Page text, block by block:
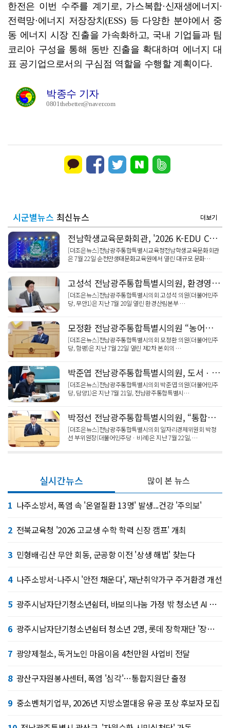
한전은 이번 수주를 계기로, 가스복합·신재생에너지·
전력망·에너지 저장장치(ESS) 등 다양한 분야에서 중
동 에너지 시장 진출을 가속화하고, 국내 기업들과 팀
코리아 구성을 통해 동반 진출을 확대하며 에너지 대
표 공기업으로서의 구심점 역할을 수행할 계획이다.
박종수 기자
0801thebetter@naver.com
시군별뉴스 최신뉴스 더보기
전남학생교육문화회관, '2026 K-EDU Culture WAVE' 성황리에 마쳐
[더조은뉴스]전남광주통합특별시교육청전남학생교육문화회관
은 7월 22일 순천만생태문화교육원에서 열린 대규모 문화…
고성석 전남광주통합특별시의원, 환경영향평가 권한 이양에 따른 대응 체계 점검
[더조은뉴스]전남광주통합특별시의회 고성석 의원(더불어민주
당, 무안1)은 지난 7월 20일 열린 환경산림본부 …
모정환 전남광주통합특별시의원 “농어촌 기본소득 전면 시행으로 도농 상생 미래 열어야”
[더조은뉴스]전남광주통합특별시의회 모정환 의원(더불어민주
당, 함평)은 지난 7월 22일 열린 제2차 본회의 …
박준엽 전남광주통합특별시의원, 도서ㆍ벽지 품는 통합 AI교수학습플랫폼 주문
[더조은뉴스]전남광주통합특별시의회 박준엽 의원(더불어민주
당, 담양1)은 지난 7월 21일, 전남광주통합특별시…
박정선 전남광주통합특별시의원, “통합특별시 노동ㆍ일자리 조례 제정으로 권익 보호와 상생 발전 계기 되길”
[더조은뉴스]전남광주통합특별시의회 일자리경제위원회 박정
선 부위원장(더불어민주당ㆍ비례)은 지난 7월 22일, …
실시간뉴스
1 나주소방서, 폭염 속 '온열질환 13명' 발생...건강 '주의보'
2 전북교육청 '2026 고교생 수학 학력 신장 캠프' 개최
3 민형배·김산 무안 회동, 군공항 이전 '상생 해법' 찾는다
4 나주소방서-나주시 '안전 채운다', 재난취약가구 주거환경 개선
5 광주시남자단기청소년쉼터, 바보의나눔 가정 밖 청소년 AI 서울 캠프
6 광주시남자단기청소년쉼터 청소년 2명, 롯데 장학재단 '장혜선 가정 밖 청소년 장학금' 선정
7 광양제철소, 독거노인 마음이음 4천만원 사업비 전달
8 광산구자원봉사센터, 폭염 '심각'…통합지원단 출정
9 중소벤처기업부, 2026년 지방소멸대응 유공 포상 후보자 모집
많이 본 뉴스